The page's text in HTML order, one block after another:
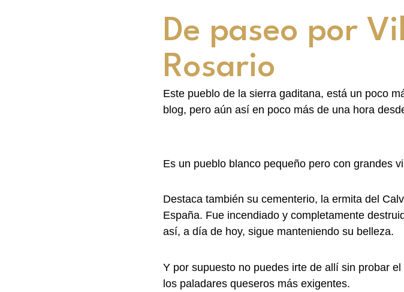
De paseo por
Rosario
Este pueblo de la sierra gaditana, está un poco
blog, pero aún así en poco más de una hora
Es un pueblo blanco pequeño pero con grandes
Destaca también su cementerio, la ermita del
España. Fue incendiado y completamente
así, a día de hoy, sigue manteniendo su belleza.
Y por supuesto no puedes irte de allí sin probar
los paladares queseros más exigentes.